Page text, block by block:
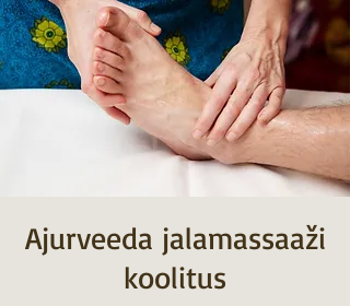
Ajurveeda jalamassaaži
koolitus